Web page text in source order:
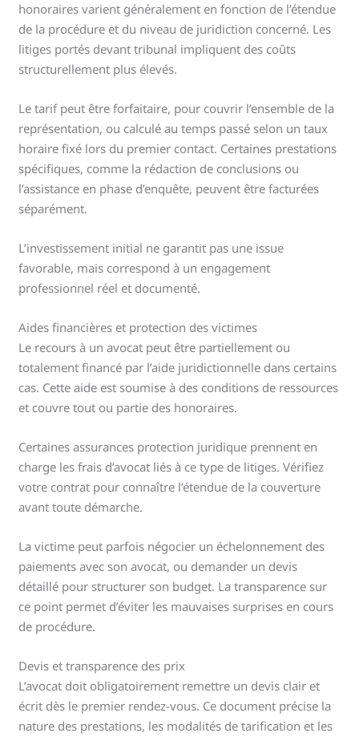
honoraires varient généralement en fonction de l’étendue
de la procédure et du niveau de juridiction concerné. Les
litiges portés devant tribunal impliquent des coûts
structurellement plus élevés.
Le tarif peut être forfaitaire, pour couvrir l’ensemble de la
représentation, ou calculé au temps passé selon un taux
horaire fixé lors du premier contact. Certaines prestations
spécifiques, comme la rédaction de conclusions ou
l’assistance en phase d’enquête, peuvent être facturées
séparément.
L’investissement initial ne garantit pas une issue
favorable, mais correspond à un engagement
professionnel réel et documenté.
Aides financières et protection des victimes
Le recours à un avocat peut être partiellement ou
totalement financé par l’aide juridictionnelle dans certains
cas. Cette aide est soumise à des conditions de ressources
et couvre tout ou partie des honoraires.
Certaines assurances protection juridique prennent en
charge les frais d’avocat liés à ce type de litiges. Vérifiez
votre contrat pour connaître l’étendue de la couverture
avant toute démarche.
La victime peut parfois négocier un échelonnement des
paiements avec son avocat, ou demander un devis
détaillé pour structurer son budget. La transparence sur
ce point permet d’éviter les mauvaises surprises en cours
de procédure.
Devis et transparence des prix
L’avocat doit obligatoirement remettre un devis clair et
écrit dès le premier rendez-vous. Ce document précise la
nature des prestations, les modalités de tarification et les